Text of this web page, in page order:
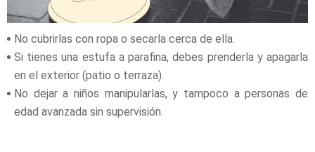
No cubrirlas con ropa o secarla cerca de ella.
Si tienes una estufa a parafina, debes prenderla y apagarla
en el exterior (patio o terraza).
No dejar a niños manipularlas, y tampoco a personas de
edad avanzada sin supervisión.